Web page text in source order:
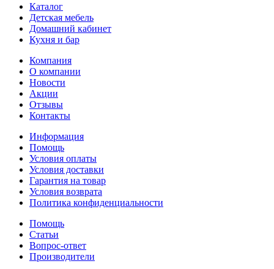
Каталог
Детская мебель
Домашний кабинет
Кухня и бар
Компания
О компании
Новости
Акции
Отзывы
Контакты
Информация
Помощь
Условия оплаты
Условия доставки
Гарантия на товар
Условия возврата
Политика конфиденциальности
Помощь
Статьи
Вопрос-ответ
Производители